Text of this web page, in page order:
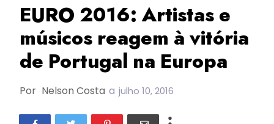
EURO 2016: Artistas e
músicos reagem à vitória
de Portugal na Europa
Por Nelson Costa a julho 10, 2016